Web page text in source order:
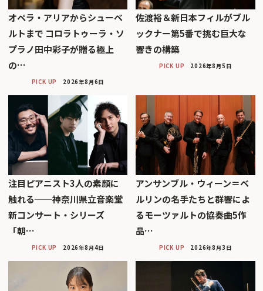
オペラ・アリアからシューベ
ルトまで コロラトゥーラ・ソ
プラノ田中彩子が贈る極上
の…
PICK UP 2026年8月6日
佐渡裕＆新日本フィルがブル
ックナー第5番で挑む巨大な
響きの構築
PICK UP 2026年8月5日
注目ピアニスト3人の素顔に
触れる──神奈川県立音楽堂
新コンサート・シリーズ
「朝…
PICK UP 2026年8月4日
アンサンブル・ウィーン＝ベ
ルリンの名手たちと群響によ
るモーツァルトの協奏曲5作
品…
PICK UP 2026年8月3日